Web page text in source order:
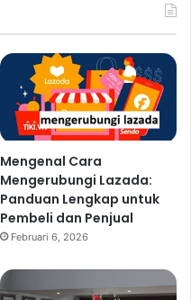
Mengenal Cara
Mengerubungi Lazada:
Panduan Lengkap untuk
Pembeli dan Penjual
Februari 6, 2026